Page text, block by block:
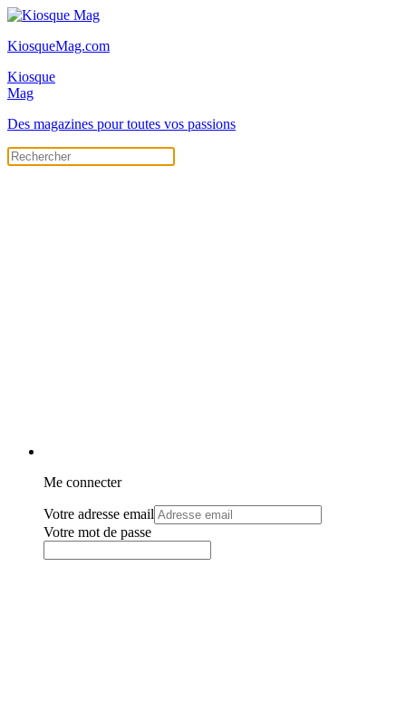
KiosqueMag.com
Kiosque
Mag
Des magazines pour toutes vos passions
Me connecter
Votre adresse email
Votre mot de passe